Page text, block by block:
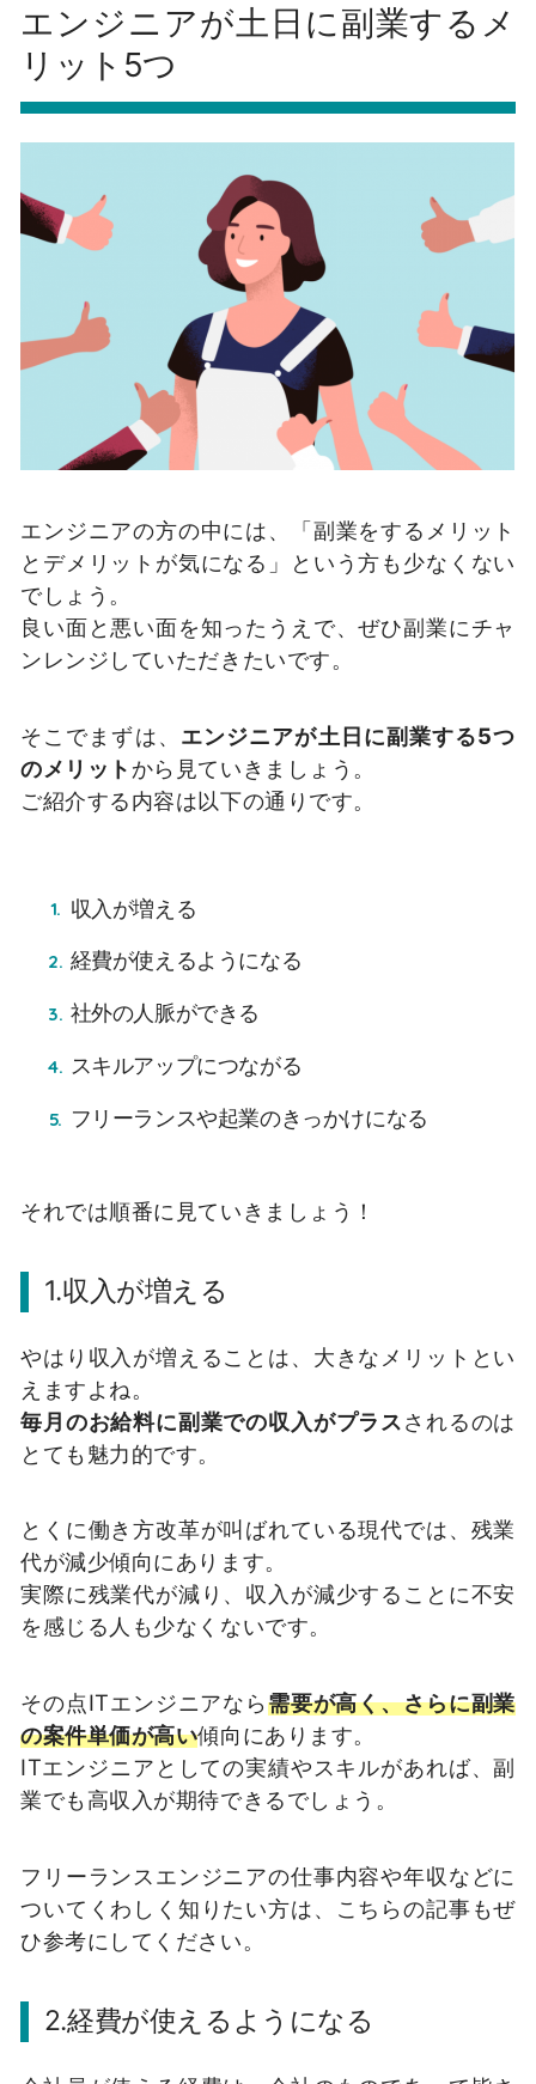
エンジニアが土日に副業するメ
リット5つ
エンジニアの方の中には、「副業をするメリット
とデメリットが気になる」という方も少なくない
でしょう。
良い面と悪い面を知ったうえで、ぜひ副業にチャ
ンレンジしていただきたいです。
そこでまずは、 エンジニアが土日に副業する5つ
のメリット から見ていきましょう。
ご紹介する内容は以下の通りです。
収入が増える
経費が使えるようになる
社外の人脈ができる
スキルアップにつながる
フリーランスや起業のきっかけになる
それでは順番に見ていきましょう！
1.収入が増える
やはり収入が増えることは、大きなメリットとい
えますよね。
毎月のお給料に副業での収入がプラスされるのは
とても魅力的です。
とくに働き方改革が叫ばれている現代では、残業
代が減少傾向にあります。
実際に残業代が減り、収入が減少することに不安
を感じる人も少なくないです。
その点ITエンジニアなら需要が高く、さらに副業
の案件単価が高い傾向にあります。
ITエンジニアとしての実績やスキルがあれば、副
業でも高収入が期待できるでしょう。
フリーランスエンジニアの仕事内容や年収などに
ついてくわしく知りたい方は、こちらの記事もぜ
ひ参考にしてください。
2.経費が使えるようになる